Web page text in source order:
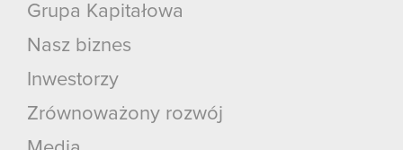
Grupa Kapitałowa
Nasz biznes
Inwestorzy
Zrównoważony rozwój